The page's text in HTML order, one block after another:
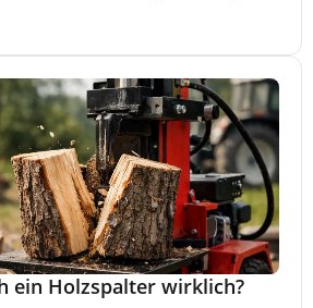
ein Holzspalter wirklich?